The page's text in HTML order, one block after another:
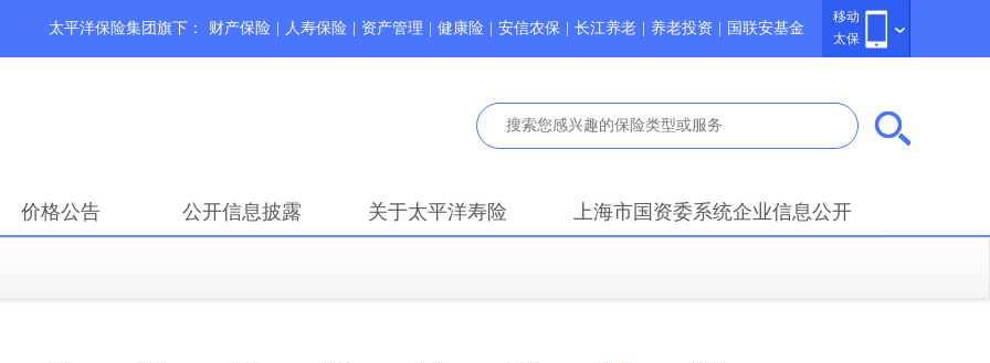
移动
太保
太平洋保险集团旗下： 财产保险 人寿保险 资产管理 健康险 安信农保 长江养老 养老投资 国联安基金
价格公告 公开信息披露 关于太平洋寿险 上海市国资委系统企业信息公开